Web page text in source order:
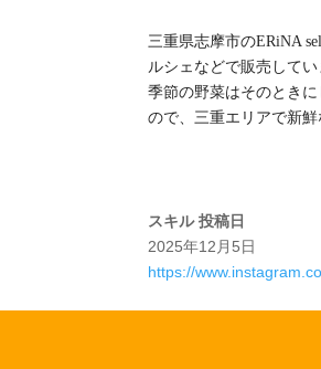
三重県志摩市のERiNA
ルシェなどで販売してい
季節の野菜はそのとき
ので、三重エリアで新
スキル 投稿日
2025年12月5日
https://